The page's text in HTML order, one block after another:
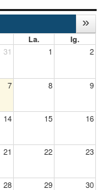
La. Ig.
31 1 2
7 8 9
14 15 16
21 22 23
28 29 30